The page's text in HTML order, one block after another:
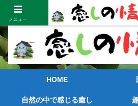
笑顔が見えてくるような内容と早
HOME
自然の中で感じる癒し
メニュー